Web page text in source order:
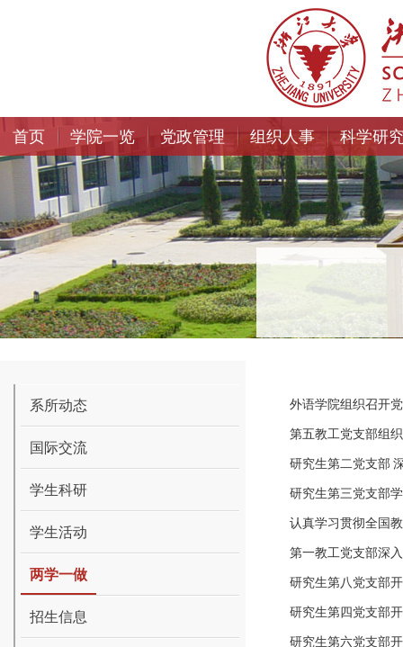
首页 学院一览 党政管理 组织人事 科学研
系所动态
国际交流
学生科研
学生活动
两学一做
招生信息
外语学院组织召开
第五教工党支部组
研究生第二党支部
研究生第三党支部
认真学习贯彻全国
第一教工党支部深
研究生第八党支部
研究生第四党支部
研究生第六党支部